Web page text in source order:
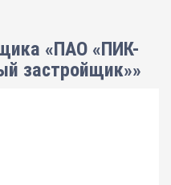
«ПАО «ПИК-
застройщик»»